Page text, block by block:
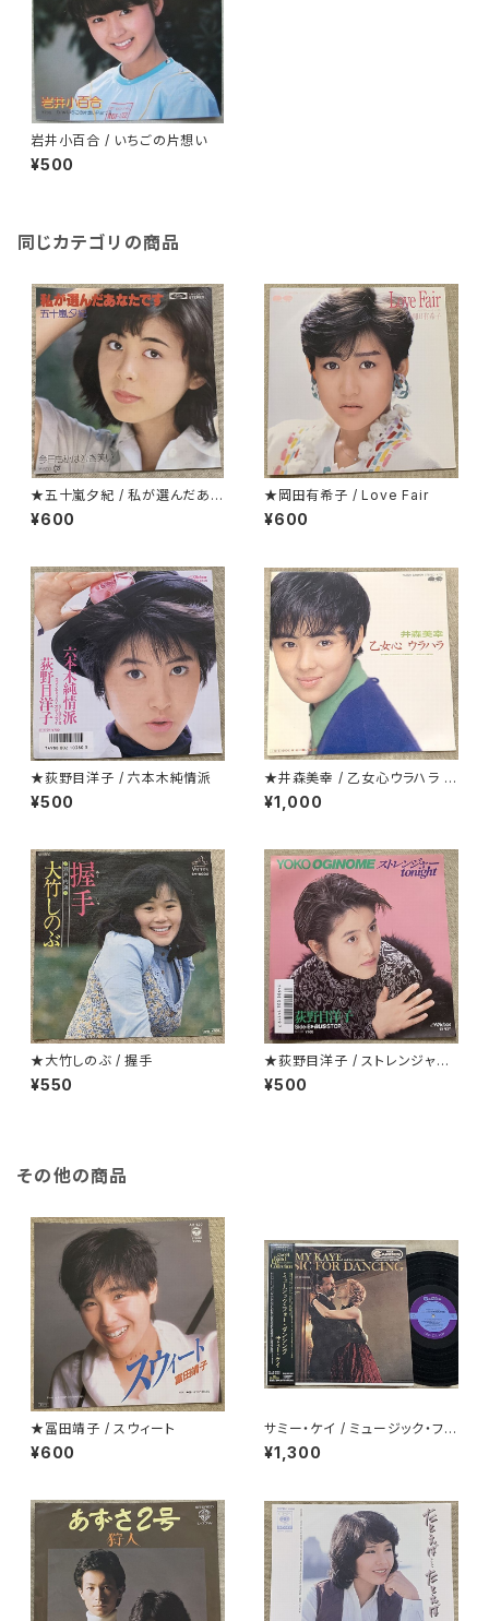
岩井小百合 / いちごの片想い
¥500
同じカテゴリの商品
★五十嵐夕紀 / 私が選んだあな
たです
¥600
★岡田有希子 / Love Fair
¥600
★荻野目洋子 / 六本木純情派
¥500
★井森美幸 / 乙女心ウラハラ プ
ロモ
¥1,000
★大竹しのぶ / 握手
¥550
★荻野目洋子 / ストレンジャーt
onight
¥500
その他の商品
★冨田靖子 / スウィート
¥600
サミー・ケイ / ミュージック・フォ
ー・ダンシング
¥1,300